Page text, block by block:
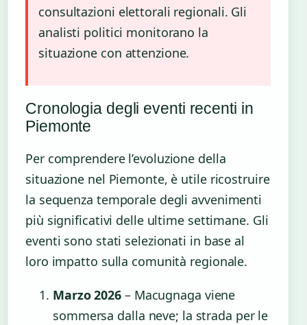
consultazioni elettorali regionali. Gli
analisti politici monitorano la
situazione con attenzione.
Cronologia degli eventi recenti in
Piemonte
Per comprendere l’evoluzione della
situazione nel Piemonte, è utile ricostruire
la sequenza temporale degli avvenimenti
più significativi delle ultime settimane. Gli
eventi sono stati selezionati in base al
loro impatto sulla comunità regionale.
Marzo 2026 – Macugnaga viene
sommersa dalla neve; la strada per le